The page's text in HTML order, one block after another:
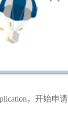
，开始申请